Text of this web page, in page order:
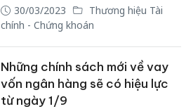
30/03/2023
Thương hiệu Tài
chính - Chứng khoán
Những chính sách mới về vay
vốn ngân hàng sẽ có hiệu lực
từ ngày 1/9